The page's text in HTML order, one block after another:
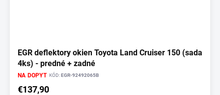
EGR deflektory okien Toyota Land Cruiser 150 (sada
4ks) - predné + zadné
NA DOPYT KÓD:EGR-92492065B
€137,90